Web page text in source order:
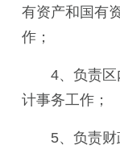
有资产和国有
作；
4、 负责
计事务工作；
5、 负责财